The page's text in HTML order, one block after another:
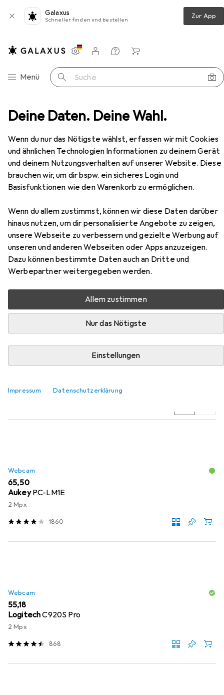
Deine Daten. Deine Wahl.
Wenn du nur das Nötigste wählst, erfassen wir mit Cookies
und ähnlichen Technologien Informationen zu deinem Gerät
und deinem Nutzungsverhalten auf unserer Website. Diese
brauchen wir, um dir bspw. ein sicheres Login und
Basisfunktionen wie den Warenkorb zu ermöglichen.
Wenn du allem zustimmst, können wir diese Daten darüber
hinaus nutzen, um dir personalisierte Angebote zu zeigen,
unsere Webseite zu verbessern und gezielte Werbung auf
unseren und anderen Webseiten oder Apps anzuzeigen.
Dazu können bestimmte Daten auch an Dritte und
Werbepartner weitergegeben werden.
Allem zustimmen
Nur das Nötigste
Einstellungen
Impressum Datenschutzerklärung
Galaxus
Schneller finden und bestellen Zur App
Navigation nach Kategorien
Menü Suche
Einstellungen
Kundenkonto
Vergleichslisten
Merklisten
Warenkorb
Mäuse + Tastaturen Maus Verbatim 49019
EUR
10,27
Verbatim 49019
Zubehör für Verbatim 49019
Hier findest du passendes Zubehör zum Produkt
Verbatim 49019 aus den Kategorien Webcam und
Mausmatte.
Webcam
EUR
65,50
Aukey PC-LM1E
2 Mpx
1860
Webcam
EUR
55,18
LogitechC920S Pro
2 Mpx
868